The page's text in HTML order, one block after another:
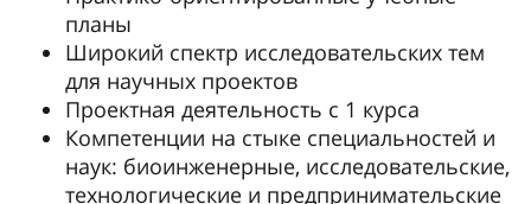
планы
Широкий спектр исследовательских тем
для научных проектов
Проектная деятельность с 1 курса
Компетенции на стыке специальностей и
наук: биоинженерные, исследовательские,
технологические и предпринимательские